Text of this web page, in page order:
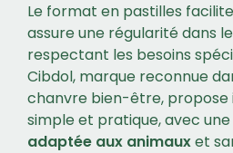
Le format en pastilles
assure une régularité dans
respectant les besoins
Cibdol, marque reconnue
chanvre bien-être, propose
simple et pratique, avec une
adaptée aux animauxet